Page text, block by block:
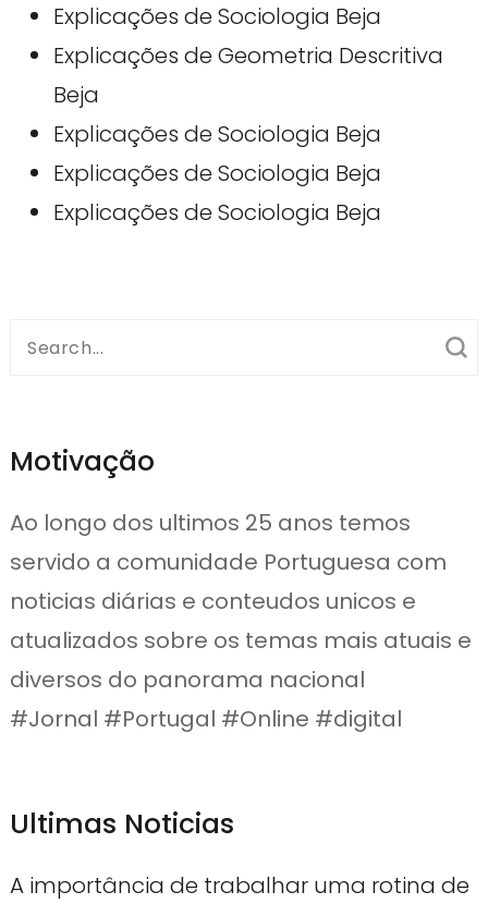
Explicações de Sociologia Beja
Explicações de Geometria Descritiva
Beja
Explicações de Sociologia Beja
Explicações de Sociologia Beja
Explicações de Sociologia Beja
Search
Motivação
Ao longo dos ultimos 25 anos temos
servido a comunidade Portuguesa com
noticias diárias e conteudos unicos e
atualizados sobre os temas mais atuais e
diversos do panorama nacional
#Jornal #Portugal #Online #digital
Ultimas Noticias
A importância de trabalhar uma rotina de